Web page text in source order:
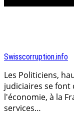
Swisscorruption.info
Les Politiciens,
judiciaires se font
l'économie, à la
services…